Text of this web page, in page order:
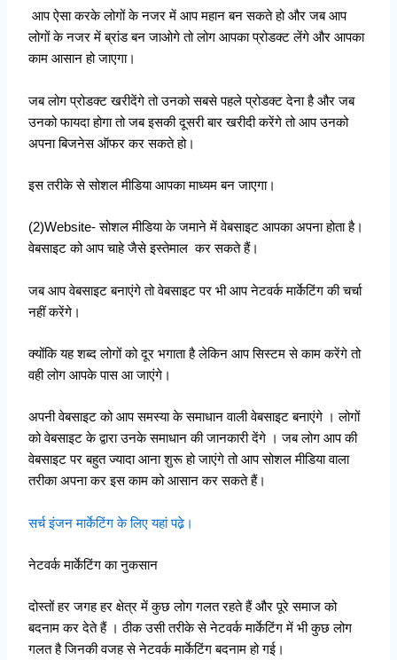
आप ऐसा करके लोगों के नजर में आप महान बन सकते हो और जब आप
लोगों के नजर में ब्रांड बन जाओगे तो लोग आपका प्रोडक्ट लेंगे और आपका
काम आसान हो जाएगा।
जब लोग प्रोडक्ट खरीदेंगे तो उनको सबसे पहले प्रोडक्ट देना है और जब
उनको फायदा होगा तो जब इसकी दूसरी बार खरीदी करेंगे तो आप उनको
अपना बिजनेस ऑफर कर सकते हो।
इस तरीके से सोशल मीडिया आपका माध्यम बन जाएगा।
(2)Website- सोशल मीडिया के जमाने में वेबसाइट आपका अपना होता है।
वेबसाइट को आप चाहे जैसे इस्तेमाल कर सकते हैं।
जब आप वेबसाइट बनाएंगे तो वेबसाइट पर भी आप नेटवर्क मार्केटिंग की चर्चा
नहीं करेंगे।
क्योंकि यह शब्द लोगों को दूर भगाता है लेकिन आप सिस्टम से काम करेंगे तो
वही लोग आपके पास आ जाएंगे।
अपनी वेबसाइट को आप समस्या के समाधान वाली वेबसाइट बनाएंगे । लोगों
को वेबसाइट के द्वारा उनके समाधान की जानकारी देंगे । जब लोग आप की
वेबसाइट पर बहुत ज्यादा आना शुरू हो जाएंगे तो आप सोशल मीडिया वाला
तरीका अपना कर इस काम को आसान कर सकते हैं।
सर्च इंजन मार्केटिंग के लिए यहां पढे़।
नेटवर्क मार्केटिंग का नुकसान
दोस्तों हर जगह हर क्षेत्र में कुछ लोग गलत रहते हैं और पूरे समाज को
बदनाम कर देते हैं । ठीक उसी तरीके से नेटवर्क मार्केटिंग में भी कुछ लोग
गलत है जिनकी वजह से नेटवर्क मार्केटिंग बदनाम हो गई।